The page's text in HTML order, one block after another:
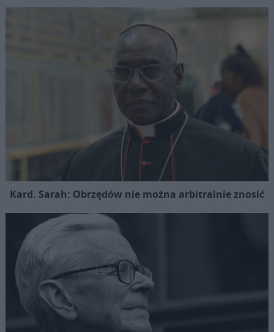
Kard. Sarah: Obrzędów nie można arbitralnie znosić